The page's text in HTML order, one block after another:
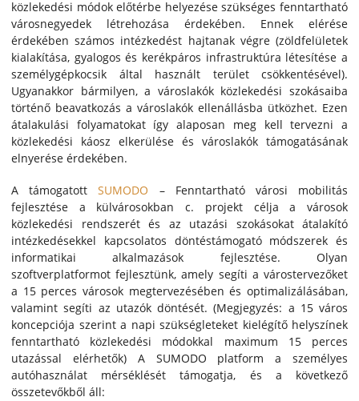
közlekedési módok előtérbe helyezése szükséges fenntartható
városnegyedek létrehozása érdekében. Ennek elérése
érdekében számos intézkedést hajtanak végre (zöldfelületek
kialakítása, gyalogos és kerékpáros infrastruktúra létesítése a
személygépkocsik által használt terület csökkentésével).
Ugyanakkor bármilyen, a városlakók közlekedési szokásaiba
történő beavatkozás a városlakók ellenállásba ütközhet. Ezen
átalakulási folyamatokat így alaposan meg kell tervezni a
közlekedési káosz elkerülése és városlakók támogatásának
elnyerése érdekében.
A támogatottSUMODO – Fenntartható városi mobilitás
fejlesztése a külvárosokban c. projekt célja a városok
közlekedési rendszerét és az utazási szokásokat átalakító
intézkedésekkel kapcsolatos döntéstámogató módszerek és
informatikai alkalmazások fejlesztése. Olyan
szoftverplatformot fejlesztünk, amely segíti a várostervezőket
a 15 perces városok megtervezésében és optimalizálásában,
valamint segíti az utazók döntését. (Megjegyzés: a 15 város
koncepciója szerint a napi szükségleteket kielégítő helyszínek
fenntartható közlekedési módokkal maximum 15 perces
utazással elérhetők) A SUMODO platform a személyes
autóhasználat mérséklését támogatja, és a következő
összetevőkből áll: